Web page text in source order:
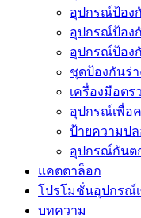
อุปกรณ์ป้อง
อุปกรณ์ป้อง
อุปกรณ์ป้อง
ชุดป้องกันร่า
เครื่องมือตร
อุปกรณ์เพื่อ
ป้ายความป
อุปกรณ์กันต
แคตตาล็อก
โปรโมชั่นอุปกรณ์
บทความ